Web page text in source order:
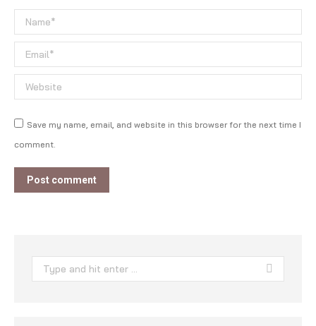
Name *
Email *
Website
Save my name, email, and website in this browser for the next time I
comment.
Post comment
Search: